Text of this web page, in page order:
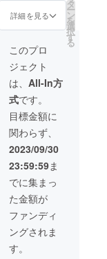
ご了承
頂いた
けます
い致し
ます。
2023年
12月か
らオン
ライン
ショッ
プなど
般販売
開始予
定で
す。
量産効
率が向
正規販
売価格
が販売
予定価
格より
下がる
可能性
もござ
いま
す。 ※
類似商
品が発
生する
可能性
があり
ます。
ご了承
頂いた
※ご注文
状況、
使用部
材の供
給状
況、製
造工程
上の都
合など
により
出荷時
期が遅
れる場
合がご
ざいま
す。 ※
皆様の
ご支援
により
量産効
率が向
詳細を見る
タ
ー
ン
を
選
択
す
る
このプロ
ジェクト
は、 All-In方
式です。
目標金額に
関わらず、
2023/09/30
23:59:59ま
でに集まっ
た金額が
ファンディ
ングされま
す。